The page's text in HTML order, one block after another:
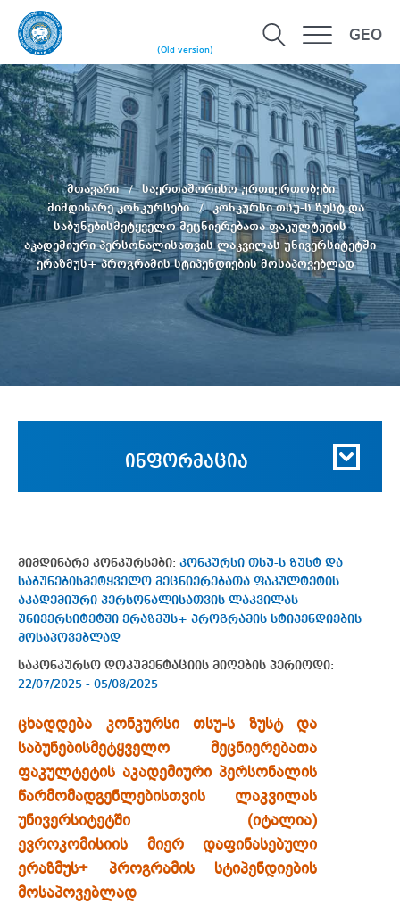
(Old version)
GEO
მთავარი
საერთაშორისო ურთიერთობები
მიმდინარე კონკურსები
კონკურსი თსუ-ს ზუსტ და
საბუნებისმეტყველო მეცნიერებათა ფაკულტეტის
აკადემიური პერსონალისათვის ლაკვილას უნივერსიტეტში
ერაზმუს+ პროგრამის სტიპენდიების მოსაპოვებლად
ინფორმაცია
მიმდინარე კონკურსები: კონკურსი თსუ-ს ზუსტ და
საბუნებისმეტყველო მეცნიერებათა ფაკულტეტის
აკადემიური პერსონალისათვის ლაკვილას
უნივერსიტეტში ერაზმუს+ პროგრამის სტიპენდიების
მოსაპოვებლად
საკონკურსო დოკუმენტაციის მიღების პერიოდი:
22/07/2025 - 05/08/2025
ცხადდება კონკურსი თსუ-ს ზუსტ და
საბუნებისმეტყველო მეცნიერებათა
ფაკულტეტის აკადემიური პერსონალის
წარმომადგენლებისთვის ლაკვილას
უნივერსიტეტში (იტალია)
ევროკომისიის მიერ დაფინასებული
ერაზმუს+ პროგრამის სტიპენდიების
მოსაპოვებლად